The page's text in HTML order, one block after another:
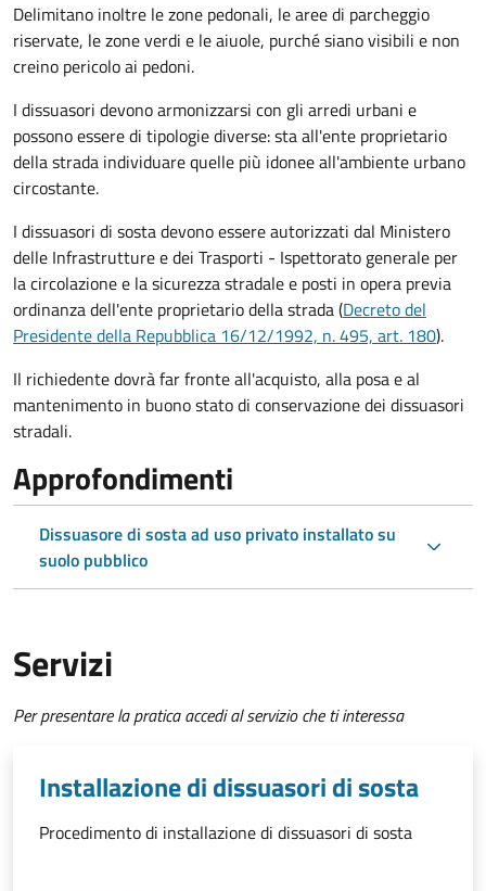
Delimitano inoltre le zone pedonali, le aree di parcheggio
riservate, le zone verdi e le aiuole, purché siano visibili e non
creino pericolo ai pedoni.
I dissuasori devono armonizzarsi con gli arredi urbani e
possono essere di tipologie diverse: sta all'ente proprietario
della strada individuare quelle più idonee all'ambiente urbano
circostante.
I dissuasori di sosta devono essere autorizzati dal Ministero
delle Infrastrutture e dei Trasporti - Ispettorato generale per
la circolazione e la sicurezza stradale e posti in opera previa
ordinanza dell'ente proprietario della strada (Decreto del
Presidente della Repubblica 16/12/1992, n. 495, art. 180).
Il richiedente dovrà far fronte all'acquisto, alla posa e al
mantenimento in buono stato di conservazionedei dissuasori
stradali.
Approfondimenti
Dissuasore di sosta ad uso privato installato su
suolo pubblico
Servizi
Per presentare la pratica accedi al servizio che ti interessa
Installazione di dissuasori di sosta
Procedimento di installazione di dissuasori di sosta